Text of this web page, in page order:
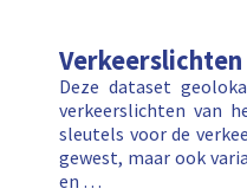
Verkeerslichten
Deze dataset
verkeerslichten van
sleutels voor de
gewest, maar ook
en …